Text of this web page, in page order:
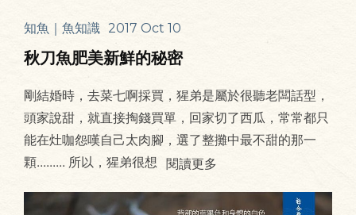
知魚｜魚知識 2017 Oct 10
秋刀魚肥美新鮮的秘密
剛結婚時，去菜七啊採買，猩弟是屬於很聽老闆話型，
頭家說甜，就直接掏錢買單，回家切了西瓜，常常都只
能在灶咖怨嘆自己太肉腳，選了整攤中最不甜的那一
顆......... 所以，猩弟很想 閱讀更多